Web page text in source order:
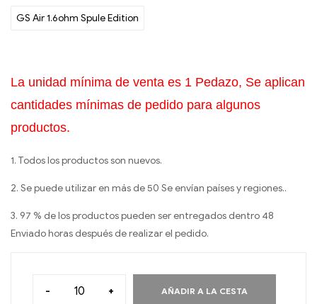
GS Air 1.6ohm Spule Edition
La unidad mínima de venta es 1 Pedazo, Se aplican
cantidades mínimas de pedido para algunos
productos.
1. Todos los productos son nuevos.
2. Se puede utilizar en más de 50 Se envían países y regiones..
3. 97 % de los productos pueden ser entregados dentro 48
Enviado horas después de realizar el pedido.
- + AÑADIR A LA CESTA